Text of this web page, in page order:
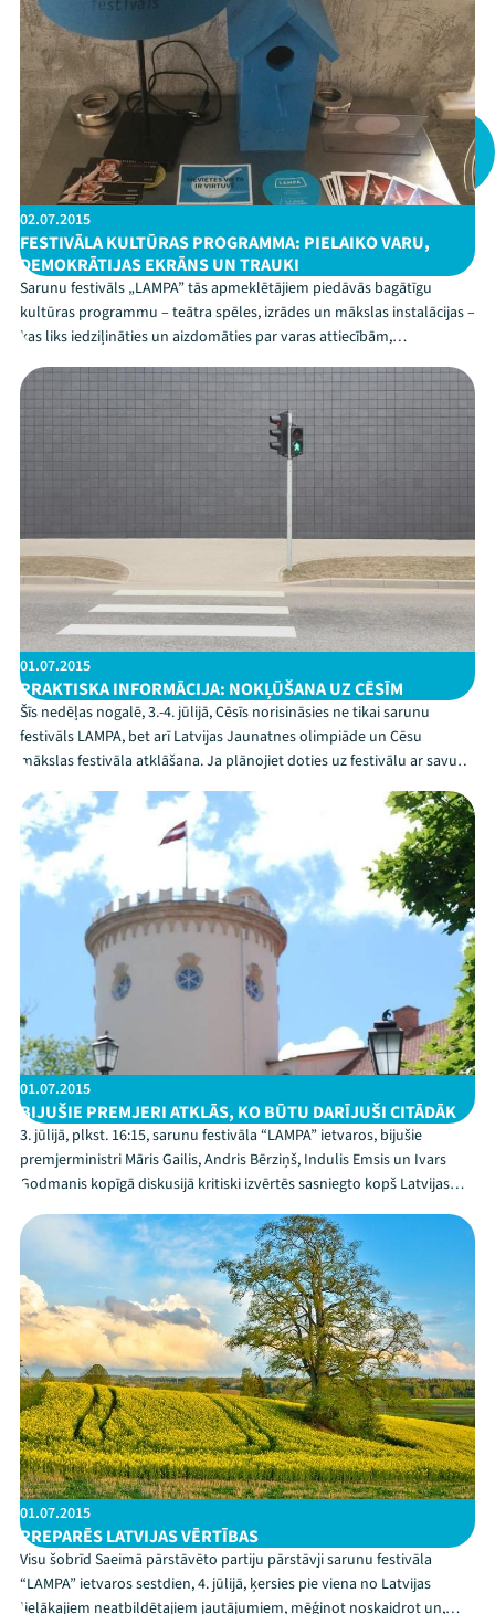
02.07.2015
FESTIVĀLA KULTŪRAS PROGRAMMA: PIELAIKO VARU,
DEMOKRĀTIJAS EKRĀNS UN TRAUKI
Sarunu festivāls „LAMPA” tās apmeklētājiem piedāvās bagātīgu
kultūras programmu – teātra spēles, izrādes un mākslas instalācijas –
kas liks iedziļināties un aizdomāties par varas attiecībām,
demokrātiju, sievietes lomu mūsdienu sabiedrībā, kā arī saprast kā
veidojas mūsu priekšstati un pārliecības. ...
01.07.2015
PRAKTISKA INFORMĀCIJA: NOKĻŪŠANA UZ CĒSĪM
Šīs nedēļas nogalē, 3.-4. jūlijā, Cēsīs norisināsies ne tikai sarunu
festivāls LAMPA, bet arī Latvijas Jaunatnes olimpiāde un Cēsu
mākslas festivāla atklāšana. Ja plānojiet doties uz festivālu ar savu
centrā, it īpaši vecpilsētā.
01.07.2015
BIJUŠIE PREMJERI ATKLĀS, KO BŪTU DARĪJUŠI CITĀDĀK
3. jūlijā, plkst. 16:15, sarunu festivāla “LAMPA” ietvaros, bijušie
premjerministri Māris Gailis, Andris Bērziņš, Indulis Emsis un Ivars
Godmanis kopīgā diskusijā kritiski izvērtēs sasniegto kopš Latvijas
neatkarības atjaunošanas un mēģinās atbildēt uz jautājumiem, ko,
no šodienas perspektīvas raugo...
01.07.2015
PREPARĒS LATVIJAS VĒRTĪBAS
Visu šobrīd Saeimā pārstāvēto partiju pārstāvji sarunu festivāla
“LAMPA” ietvaros sestdien, 4. jūlijā, ķersies pie viena no Latvijas
lielākajiem neatbildētajiem jautājumiem, mēģinot noskaidrot un,